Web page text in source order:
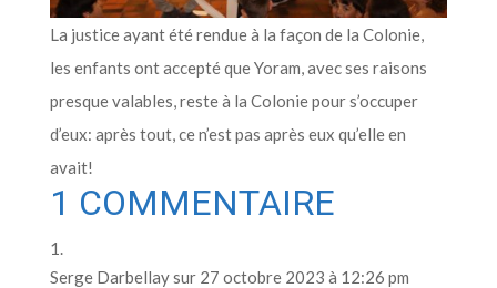
La justice ayant été rendue à la façon de la Colonie,
les enfants ont accepté que Yoram, avec ses raisons
presque valables, reste à la Colonie pour s’occuper
d’eux: après tout, ce n’est pas après eux qu’elle en
avait!
1 COMMENTAIRE
Serge Darbellaysur 27 octobre 2023 à 12:26 pm